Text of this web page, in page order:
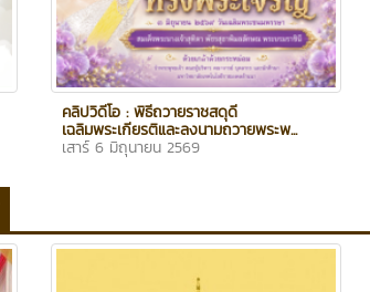
คลิปวิดีโอ : พิธีถวายราชสดุดี
เฉลิมพระเกียรติและลงนามถวายพระพ...
เสาร์ 6 มิถุนายน 2569